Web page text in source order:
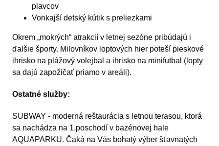
plavcov
Vonkajší detský kútik s preliezkami
Okrem „mokrých“ atrakcií v letnej sezóne pribúdajú i
ďalšie športy. Milovníkov loptových hier poteší pieskové
ihrisko na plážový volejbal a ihrisko na minifutbal (lopty
sa dajú zapožičať priamo v areáli).
Ostatné služby:
SUBWAY - moderná reštaurácia s letnou terasou, ktorá
sa nachádza na 1.poschodí v bazénovej hale
AQUAPARKU. Čaká na Vás bohatý výber šťavnatých